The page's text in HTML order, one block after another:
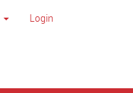
Login